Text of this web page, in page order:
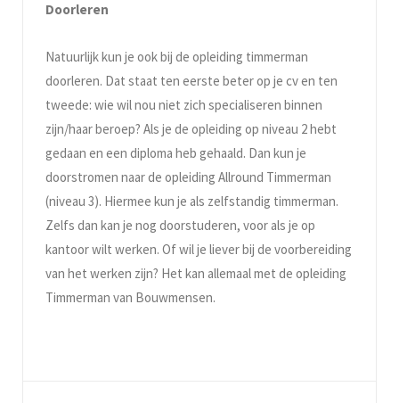
Doorleren
Natuurlijk kun je ook bij de opleiding timmerman
doorleren. Dat staat ten eerste beter op je cv en ten
tweede: wie wil nou niet zich specialiseren binnen
zijn/haar beroep? Als je de opleiding op niveau 2 hebt
gedaan en een diploma heb gehaald. Dan kun je
doorstromen naar de opleiding Allround Timmerman
(niveau 3). Hiermee kun je als zelfstandig timmerman.
Zelfs dan kan je nog doorstuderen, voor als je op
kantoor wilt werken. Of wil je liever bij de voorbereiding
van het werken zijn? Het kan allemaal met de opleiding
Timmerman van Bouwmensen.